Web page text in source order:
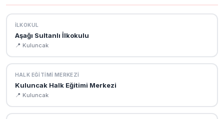
İLKOKUL
Aşağı Sultanlı İlkokulu
📍 Kuluncak
HALK EĞITIMI MERKEZI
Kuluncak Halk Eğitimi Merkezi
📍 Kuluncak